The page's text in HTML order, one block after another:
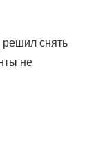
решил снять
не